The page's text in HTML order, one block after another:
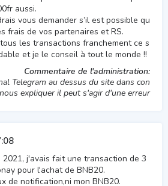
aussi.
vous demander s’il est possible qu
frais de vos partenaires et RS.
les transactions franchement ce s
et je le conseil à tout le monde !!
Commentaire de l'administration:
Telegram au dessus du site dans con
expliquer il peut s'agir d'une erreur
j'avais fait une transaction de 3
pour l'achat de BNB20.
de notification,ni mon BNB20.